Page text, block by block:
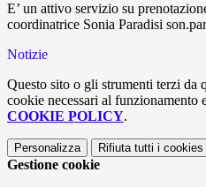
E’ un attivo servizio su
coordinatrice Sonia Paradisi
Notizie
Questo sito o gli strumenti terzi da
cookie necessari al
COOKIE POLICY.
Personalizza Rifiuta tutti i cookies
Gestione cookie